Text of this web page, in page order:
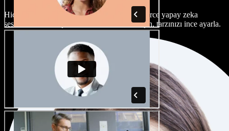
Hiçbir proje aynı olmak zorunda değil. Yüzlerce yapay zeka
seslendirme sanatçısı ve aksan arasından seçin, tarzınızı ince ayarla.